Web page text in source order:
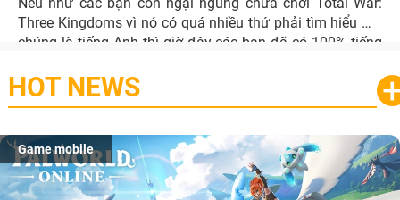
Three Kingdoms vì nó có quá nhiều thứ phải tìm hiểu mà
chúng là tiếng Anh thì giờ đây các bạn đã có 100% tiếng
HOT NEWS
Game mobile